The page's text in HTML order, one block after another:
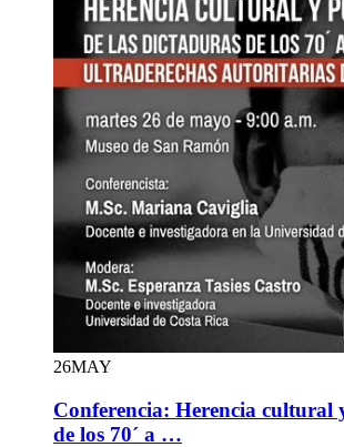
26MAY
Conferencia: Herencia cultural
de los 70´ a …